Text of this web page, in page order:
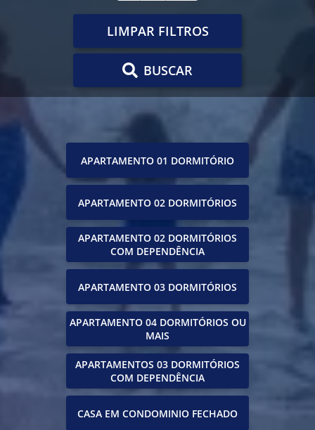
LIMPAR FILTROS
BUSCAR
APARTAMENTO 01 DORMITÓRIO
APARTAMENTO 02 DORMITÓRIOS
APARTAMENTO 02 DORMITÓRIOS
COM DEPENDÊNCIA
APARTAMENTO 03 DORMITÓRIOS
APARTAMENTO 04 DORMITÓRIOS OU
MAIS
APARTAMENTOS 03 DORMITÓRIOS
COM DEPENDÊNCIA
CASA EM CONDOMINIO FECHADO